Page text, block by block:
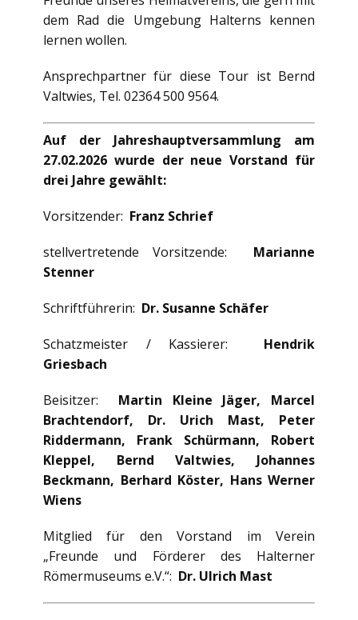
dem Rad die Umgebung Halterns kennen
lernen wollen.
Ansprechpartner für diese Tour ist Bernd
Valtwies, Tel. 02364 500 9564.
Auf der Jahreshauptversammlung am
27.02.2026 wurde der neue Vorstand für
drei Jahre gewählt:
Vorsitzender: Franz Schrief
stellvertretende Vorsitzende: Marianne
Stenner
Schriftführerin: Dr. Susanne Schäfer
Schatzmeister / Kassierer: Hendrik
Griesbach
Beisitzer: Martin Kleine Jäger, Marcel
Brachtendorf, Dr. Urich Mast, Peter
Riddermann, Frank Schürmann, Robert
Kleppel, Bernd Valtwies, Johannes
Beckmann, Berhard Köster, Hans Werner
Wiens
Mitglied für den Vorstand im Verein
„Freunde und Förderer des Halterner
Römermuseums e.V.“: Dr. Ulrich Mast